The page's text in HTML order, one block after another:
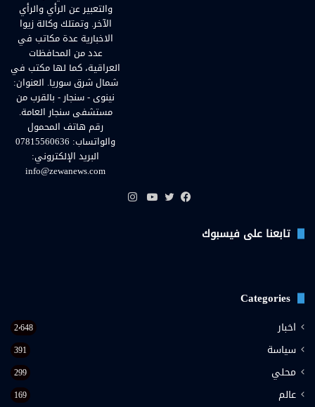
والتعبير عن الرأي والرأي
الآخر. وتمتلك وكالة زيوا
الاخبارية عدة مكاتب في
عدد من المحافظات
العراقية، كما لها مكتب في
شمال شرق سوريا. العنوان:
نينوى - سنجار - بالقرب من
مستشفى سنجار العامة.
رقم هاتف المحمول
والواتساب: 07815560636
البريد الإلكتروني:
info@zewanews.com
تابعنا على فيسبوك
Categories
اخبار 2٬648
سياسة 391
محلي 299
عالم 169